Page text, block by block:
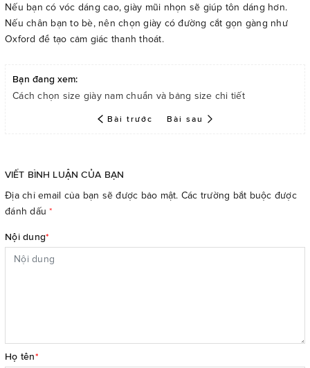
Nếu bạn có vóc dáng cao, giày mũi nhọn sẽ giúp tôn dáng hơn.
Nếu chân bạn to bè, nên chọn giày có đường cắt gọn gàng như
Oxford để tạo cảm giác thanh thoát.
Bạn đang xem:
Cách chọn size giày nam chuẩn và bảng size chi tiết
Bài trước Bài sau
VIẾT BÌNH LUẬN CỦA BẠN
Địa chỉ email của bạn sẽ được bảo mật. Các trường bắt buộc được
đánh dấu*
Nội dung*
Họ tên*